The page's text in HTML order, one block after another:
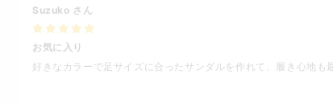
Suzuko さん
お気に入り
好きなカラーで足サイズに合ったサンダルを作れて、履き心地も